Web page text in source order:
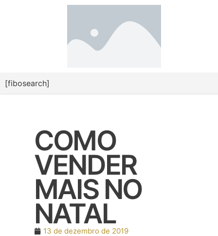
[fibosearch]
COMO
VENDER
MAIS NO
NATAL
13 de dezembro de 2019